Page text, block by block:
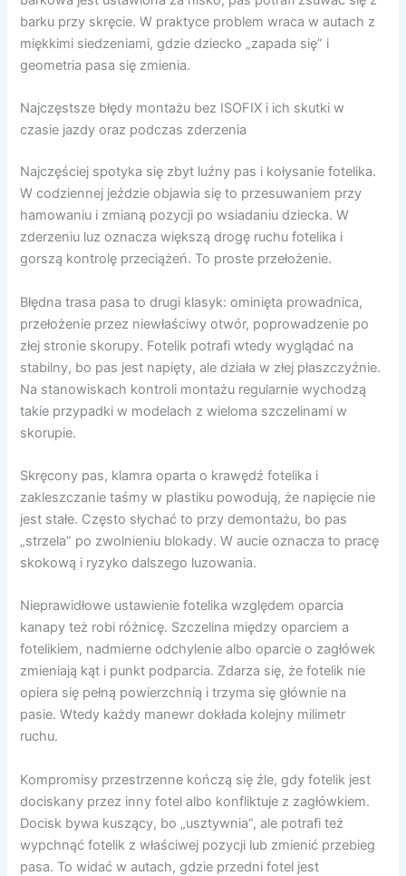
barku przy skręcie. W praktyce problem wraca w autach z
miękkimi siedzeniami, gdzie dziecko „zapada się” i
geometria pasa się zmienia.
Najczęstsze błędy montażu bez ISOFIX i ich skutki w
czasie jazdy oraz podczas zderzenia
Najczęściej spotyka się zbyt luźny pas i kołysanie fotelika.
W codziennej jeździe objawia się to przesuwaniem przy
hamowaniu i zmianą pozycji po wsiadaniu dziecka. W
zderzeniu luz oznacza większą drogę ruchu fotelika i
gorszą kontrolę przeciążeń. To proste przełożenie.
Błędna trasa pasa to drugi klasyk: ominięta prowadnica,
przełożenie przez niewłaściwy otwór, poprowadzenie po
złej stronie skorupy. Fotelik potrafi wtedy wyglądać na
stabilny, bo pas jest napięty, ale działa w złej płaszczyźnie.
Na stanowiskach kontroli montażu regularnie wychodzą
takie przypadki w modelach z wieloma szczelinami w
skorupie.
Skręcony pas, klamra oparta o krawędź fotelika i
zakleszczanie taśmy w plastiku powodują, że napięcie nie
jest stałe. Często słychać to przy demontażu, bo pas
„strzela” po zwolnieniu blokady. W aucie oznacza to pracę
skokową i ryzyko dalszego luzowania.
Nieprawidłowe ustawienie fotelika względem oparcia
kanapy też robi różnicę. Szczelina między oparciem a
fotelikiem, nadmierne odchylenie albo oparcie o zagłówek
zmieniają kąt i punkt podparcia. Zdarza się, że fotelik nie
opiera się pełną powierzchnią i trzyma się głównie na
pasie. Wtedy każdy manewr dokłada kolejny milimetr
ruchu.
Kompromisy przestrzenne kończą się źle, gdy fotelik jest
dociskany przez inny fotel albo konfliktuje z zagłówkiem.
Docisk bywa kuszący, bo „usztywnia”, ale potrafi też
wypchnąć fotelik z właściwej pozycji lub zmienić przebieg
pasa. To widać w autach, gdzie przedni fotel jest